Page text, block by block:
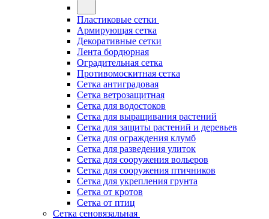
Пластиковые сетки
Армирующая сетка
Декоративные сетки
Лента бордюрная
Оградительная сетка
Противомоскитная сетка
Сетка антиградовая
Сетка ветрозащитная
Сетка для водостоков
Сетка для выращивания растений
Сетка для защиты растений и деревьев
Сетка для ограждения клумб
Сетка для разведения улиток
Сетка для сооружения вольеров
Сетка для сооружения птичников
Сетка для укрепления грунта
Сетка от кротов
Сетка от птиц
Сетка сеновязальная